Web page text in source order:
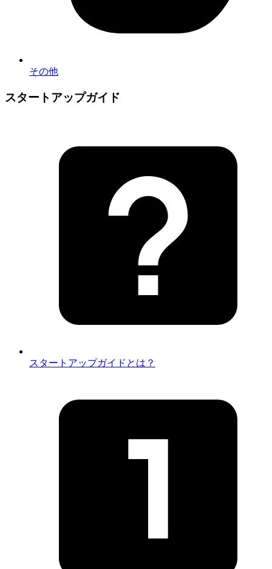
その他
スタートアップガイド
スタートアップガイドとは？